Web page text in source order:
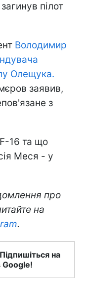
пілот
Володимир
Олещука.
заявив,
з
16 та що
Меся - у
про
на
.
на
Google!